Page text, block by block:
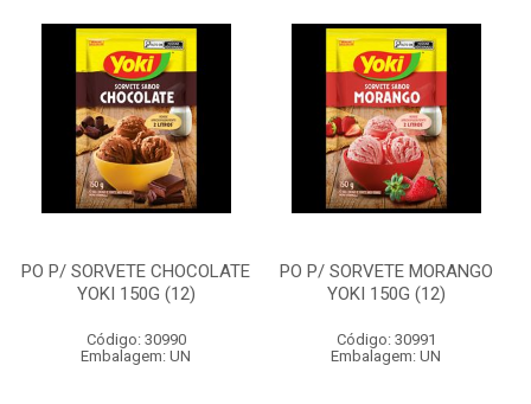
PO P/ SORVETE CHOCOLATE
YOKI 150G (12)
Código: 30990
Embalagem: UN
PO P/ SORVETE MORANGO
YOKI 150G (12)
Código: 30991
Embalagem: UN